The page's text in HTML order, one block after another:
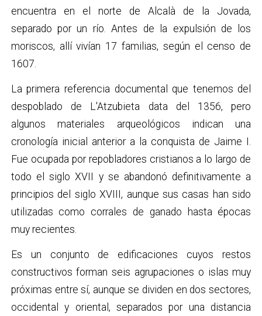
encuentra en el norte de Alcalà de la Jovada,
separado por un río. Antes de la expulsión de los
moriscos, allí vivían 17 familias, según el censo de
1607.
La primera referencia documental que tenemos del
despoblado de L'Atzubieta data del 1356, pero
algunos materiales arqueológicos indican una
cronología inicial anterior a la conquista de Jaime I.
Fue ocupada por repobladores cristianos a lo largo de
todo el siglo XVII y se abandonó definitivamente a
principios del siglo XVIII, aunque sus casas han sido
utilizadas como corrales de ganado hasta épocas
muy recientes.
Es un conjunto de edificaciones cuyos restos
constructivos forman seis agrupaciones o islas muy
próximas entre sí, aunque se dividen en dos sectores,
occidental y oriental, separados por una distancia